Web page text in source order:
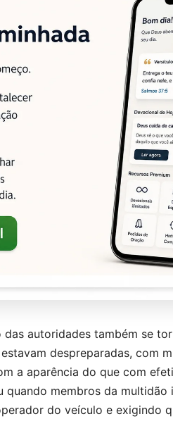
autoridades também se
despreparadas, com
a aparência do que com
membros da multidão
do veículo e exigindo